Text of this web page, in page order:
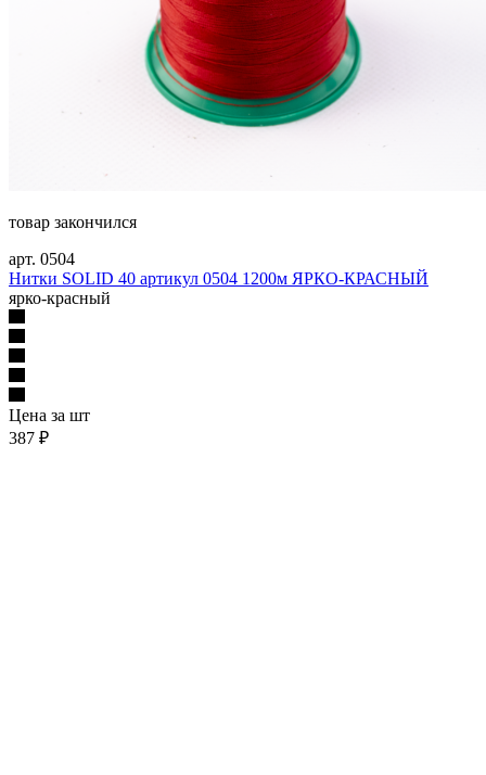
товар закончился
арт. 0504
Нитки SOLID 40 артикул 0504 1200м ЯРКО-КРАСНЫЙ
ярко-красный
Цена за шт